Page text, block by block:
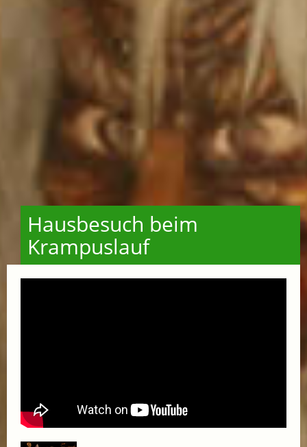
Hausbesuch beim
Krampuslauf